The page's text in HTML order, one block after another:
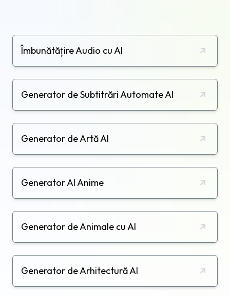
Îmbunătățire Audio cu AI
Generator de Subtitrări Automate AI
Generator de Artă AI
Generator AI Anime
Generator de Animale cu AI
Generator de Arhitectură AI